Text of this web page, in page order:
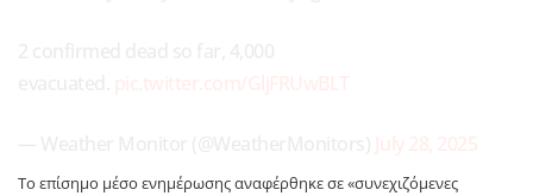
Το επίσημο μέσο ενημέρωσης αναφέρθηκε σε «συνεχιζόμενες